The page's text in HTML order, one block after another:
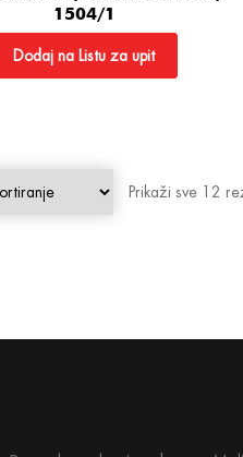
1504/1
Dodaj na Listu za upit
Prikaži sve 12